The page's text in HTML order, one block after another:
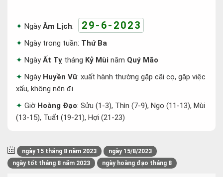
NgàyÂm Lịch: 29-6-2023
Ngày trong tuần: Thứ Ba
NgàyẤt Tỵ tháng Kỷ Mùi năm Quý Mão
Ngày Huyền Vũ: xuất hành thường gặp cãi cọ, gặp việc
xấu, không nên đi
Giờ Hoàng Đạo: Sửu (1-3), Thìn (7-9), Ngọ (11-13), Mùi
(13-15), Tuất (19-21), Hợi (21-23)
ngày 15 tháng 8 năm 2023
ngày 15/8/2023
ngày tốt tháng 8 năm 2023
ngày hoàng đạo tháng 8